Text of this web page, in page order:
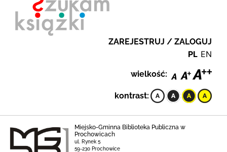
ZAREJESTRUJ / ZALOGUJ
PL EN
wielkość:
kontrast:
Miejsko-Gminna Biblioteka Publiczna w
Prochowicach
ul. Rynek 5
59-230 Prochowice